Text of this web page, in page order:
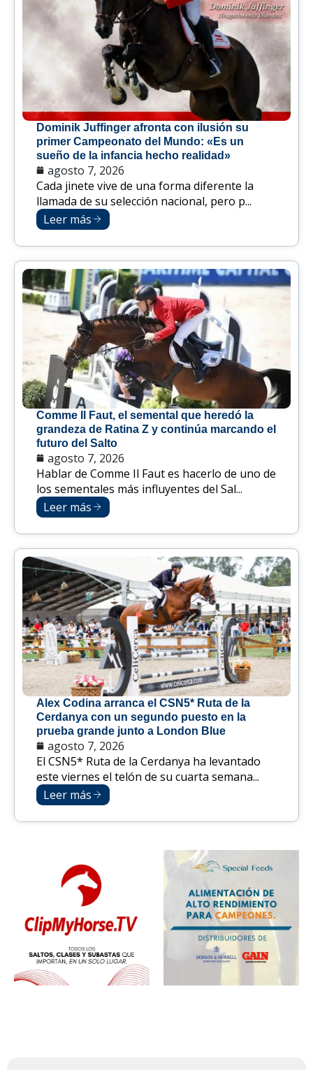
Dominik Juffinger afronta con ilusión su
primer Campeonato del Mundo: «Es un
sueño de la infancia hecho realidad»
agosto 7, 2026
Cada jinete vive de una forma diferente la
llamada de su selección nacional, pero p...
Leer más
Comme Il Faut, el semental que heredó la
grandeza de Ratina Z y continúa marcando el
futuro del Salto
agosto 7, 2026
Hablar de Comme Il Faut es hacerlo de uno de
los sementales más influyentes del Sal...
Leer más
Alex Codina arranca el CSN5* Ruta de la
Cerdanya con un segundo puesto en la
prueba grande junto a London Blue
agosto 7, 2026
El CSN5* Ruta de la Cerdanya ha levantado
este viernes el telón de su cuarta semana...
Leer más